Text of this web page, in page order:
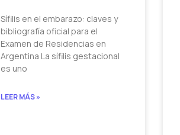
Sífilis en el embarazo: claves y
bibliografía oficial para el
Examen de Residencias en
Argentina La sífilis gestacional
es uno
LEER MÁS »